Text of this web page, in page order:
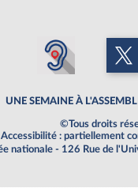
UNE SEMAINE À
©Tous droits
Accessibilité : partiellement
nationale - 126 Rue de